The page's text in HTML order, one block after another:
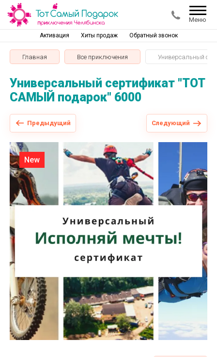
Меню
Активация Хиты продаж Обратный звонок
Главная Все приключения Универсальный
Универсальный сертификат "ТОТ
САМЫЙ подарок" 6000
Предыдущий Следующий
New